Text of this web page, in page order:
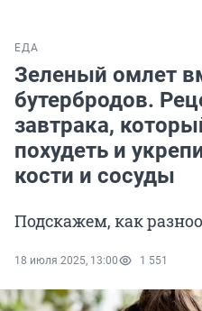
ЕДА
Зеленый омлет
бутербродов.
завтрака,
похудеть и
кости и сосуды
Подскажем, как
18 июля 2025, 13:00 1 551